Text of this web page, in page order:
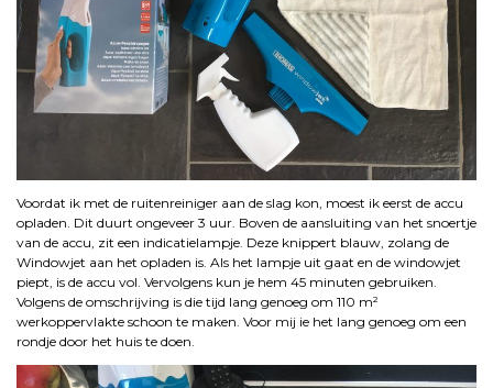
Voordat ik met de ruitenreiniger aan de slag kon, moest ik eerst de accu
opladen. Dit duurt ongeveer 3 uur. Boven de aansluiting van het snoertje
van de accu, zit een indicatielampje. Deze knippert blauw, zolang de
Windowjet aan het opladen is. Als het lampje uit gaat en de windowjet
piept, is de accu vol. Vervolgens kun je hem 45 minuten gebruiken.
Volgens de omschrijving is die tijd lang genoeg om 110 m²
werkoppervlakte schoon te maken. Voor mij ie het lang genoeg om een
rondje door het huis te doen.